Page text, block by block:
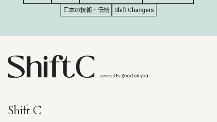
日本の技術・伝統
Shift Changers
Shift C